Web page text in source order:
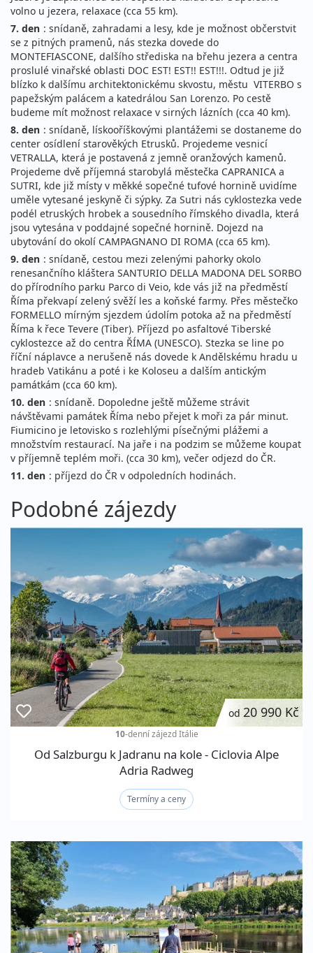
volno u jezera, relaxace (cca 55 km).
7. den : snídaně, zahradami a lesy, kde je možnost občerstvit
se z pitných pramenů, nás stezka dovede do
MONTEFIASCONE, dalšího střediska na břehu jezera a centra
proslulé vinařské oblasti DOC EST! EST!! EST!!!. Odtud je již
blízko k dalšímu architektonickému skvostu, městu VITERBO s
papežským palácem a katedrálou San Lorenzo. Po cestě
budeme mít možnost relaxace v sirných lázních (cca 40 km).
8. den : snídaně, lískooříškovými plantážemi se dostaneme do
center osídlení starověkých Etrusků. Projedeme vesnicí
VETRALLA, která je postavená z jemně oranžových kamenů.
Projedeme dvě příjemná starobylá městečka CAPRANICA a
SUTRI, kde již místy v měkké sopečné tufové hornině uvidíme
uměle vytesané jeskyně či sýpky. Za Sutri nás cyklostezka vede
podél etruských hrobek a sousedního římského divadla, která
jsou vytesána v poddajné sopečné hornině. Dojezd na
ubytování do okolí CAMPAGNANO DI ROMA (cca 65 km).
9. den : snídaně, cestou mezi zelenými pahorky okolo
renesančního kláštera SANTURIO DELLA MADONA DEL SORBO
do přírodního parku Parco di Veio, kde vás již na předměstí
Říma překvapí zelený svěží les a koňské farmy. Přes městečko
FORMELLO mírným sjezdem údolím potoka až na předměstí
Říma k řece Tevere (Tiber). Příjezd po asfaltové Tiberské
cyklostezce až do centra ŘÍMA (UNESCO). Stezka se line po
říční náplavce a nerušeně nás dovede k Andělskému hradu u
hradeb Vatikánu a poté i ke Koloseu a dalším antickým
památkám (cca 60 km).
10. den : snídaně. Dopoledne ještě můžeme strávit
návštěvami památek Říma nebo přejet k moři za pár minut.
Fiumicino je letovisko s rozlehlými písečnými plážemi a
množstvím restaurací. Na jaře i na podzim se můžeme koupat
v příjemně teplém moři. (cca 30 km), večer odjezd do ČR.
11. den : příjezd do ČR v odpoledních hodinách.
Podobné zájezdy
od 20 990 Kč
10-denní zájezdItálie
Od Salzburgu k Jadranu na kole - Ciclovia Alpe
Adria Radweg
Termíny a ceny